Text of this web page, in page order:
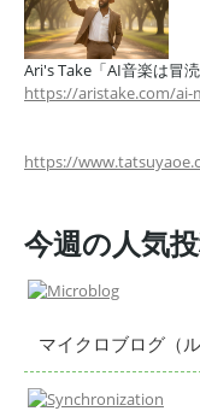
Ari's Take「AI音楽は冒
https://aristake.com/ai-
https://
今週の人気投
マイクロブログ（ル